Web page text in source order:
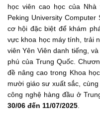
học viên cao học của
Peking University
cơ hội đặc biệt để khám
vực khoa học máy tính, trải
viên Yên Viên danh tiếng,
phú của Trung Quốc.
đề nâng cao trong Khoa
mười giáo sư xuất sắc,
công nghệ hàng đầu ở
30/06 đến 11/07/2025